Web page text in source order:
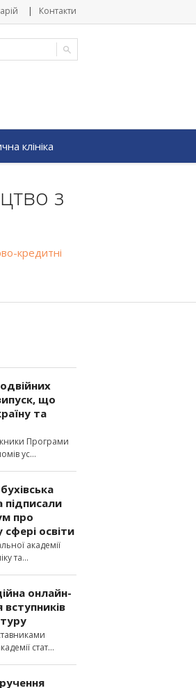
Контакти
клініка
з
кредитні
що
та
Програми
ус
підписали
про
сфері освіти
академії
та
онлайн-
вступників
стат